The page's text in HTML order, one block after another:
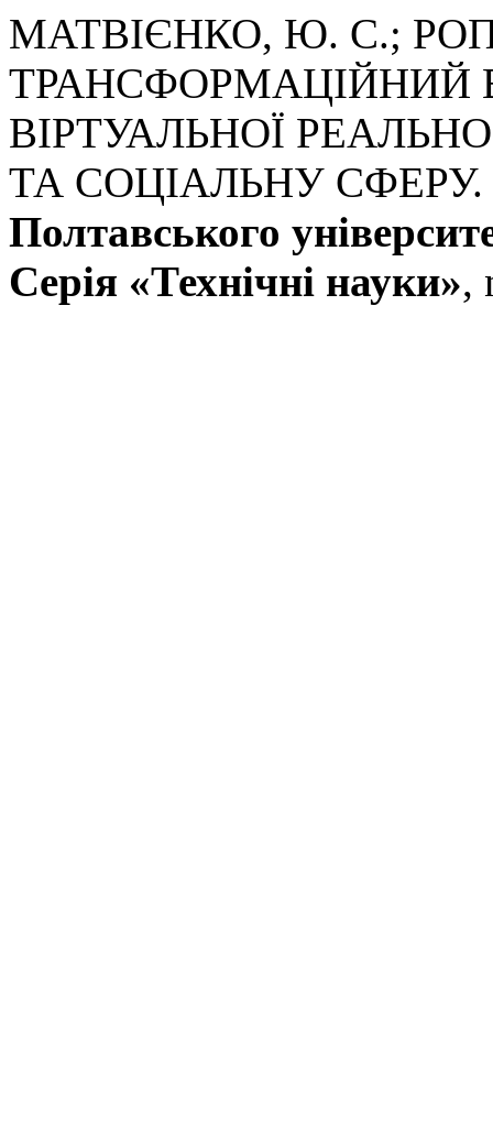
МАТВІЄНКО, Ю. С.;
ТРАНСФОРМАЦІЙНИЙ
ВІРТУАЛЬНОЇ
ТА СОЦІАЛЬНУ СФЕРУ.
Полтавського
Серія «Технічні науки»,